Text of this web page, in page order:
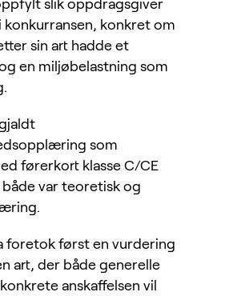
slik oppdragsgiver
konkurransen, konkret om
sin art hadde et
en miljøbelastning som
som
førerkort klasse C/CE
var teoretisk og
foretok først en vurdering
art, der både generelle
anskaffelsen vil